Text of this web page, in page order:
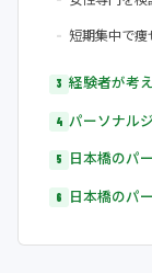
短期集中で
経験者が考
パーソナル
日本橋のパ
日本橋のパ